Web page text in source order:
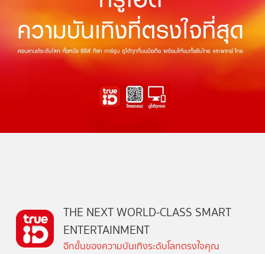
THE NEXT WORLD-CLASS SMART
ENTERTAINMENT
อีกขั้นของความบันเทิงระดับโลกตรงใจคุณ